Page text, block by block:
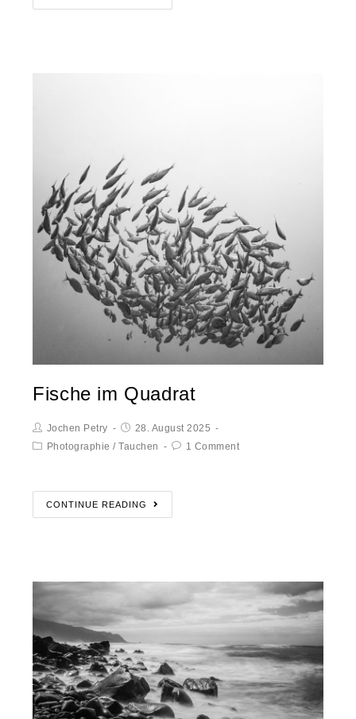
Fische im Quadrat
Jochen Petry
28. August 2025
Photographie /Tauchen 1 Comment
CONTINUE READING